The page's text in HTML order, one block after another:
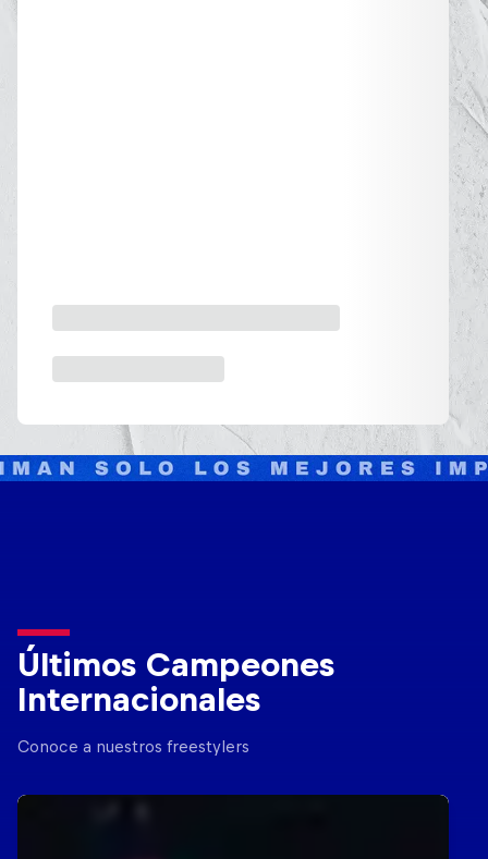
Últimos Campeones
Internacionales
Conoce a nuestros freestylers